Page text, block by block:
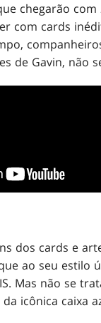
chegarão com
com cards
de Gavin, não
dos cards e
ao seu estilo
Mas não se
icônica caixa